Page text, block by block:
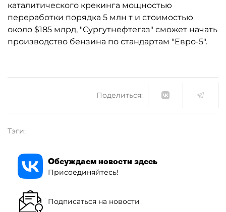
каталитического крекинга мощностью
переработки порядка 5 млн т и стоимостью
около $185 млрд, "Сургутнефтегаз" сможет начать
производство бензина по стандартам "Евро-5".
Поделиться:
Тэги:
Обсуждаем новости здесь
Присоединяйтесь!
Подписаться на новости